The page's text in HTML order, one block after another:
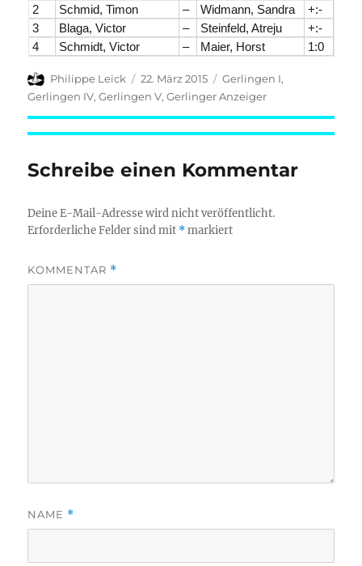
2
Schmid, Timon – Widmann, Sandra
+:-
3
Blaga, Victor – Steinfeld, Atreju
+:-
4
Schmidt, Victor – Maier, Horst 1:0
Autor
Philippe Leick
Veröffentlicht
am
22. März 2015 Kategorien
Gerlingen I,
Gerlingen IV,Gerlingen V,Gerlinger Anzeiger
Schreibe einen Kommentar
Deine E-Mail-Adresse wird nicht veröffentlicht.
Erforderliche Felder sind mit *markiert
KOMMENTAR *
NAME *